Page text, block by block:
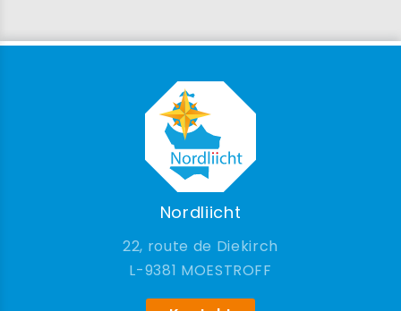
Nordliicht
22, route de Diekirch
9381 MOESTROFF